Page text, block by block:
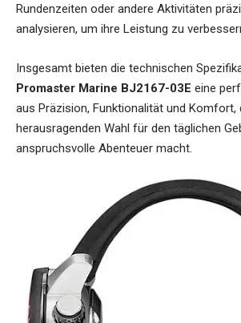
Rundenzeiten oder andere Aktivitäten
analysieren, um ihre Leistung zu
Insgesamt bieten die technischen
Promaster Marine BJ2167-03E eine
aus Präzision, Funktionalität und Komfort,
herausragenden Wahl für den täglichen
anspruchsvolle Abenteuer macht.